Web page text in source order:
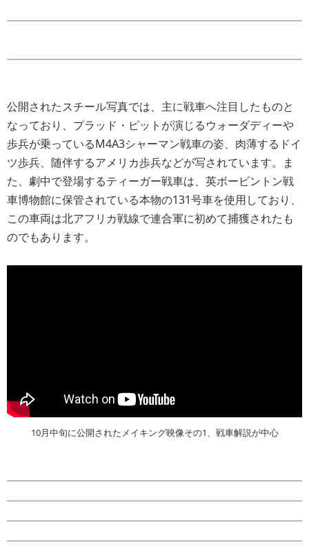
公開されたスチール写真では、主に戦車へ注目したものと
なっており、プラッド・ピットが演じるウォーダディーや
歩兵が乗っているM4A3シャーマン戦車の姿、肉薄するドイ
ツ歩兵、随伴するアメリカ歩兵などが写されています。ま
た、劇中で登場するティーガー戦車は、英ボービントン戦
車博物館に保管されている本物の131号車を使用しており、
この車両は北アフリカ戦線で連合軍に初めて捕獲されたも
のでもあります。
10月中旬に公開されたメイキング映像その1、戦車解説が中心